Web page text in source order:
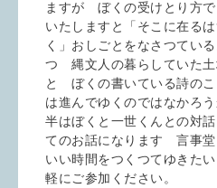
ますが ぼくの受けとり方
いたしますと「そこに在る
く」おしごとをなさつてい
つ 縄文人の暮らしていた
と ぼくの書いている詩の
は進んでゆくのではなかろ
半はぼくと一世くんとの対
てのお話になります 言事
いい時間をつくつてゆきた
軽にご参加ください。